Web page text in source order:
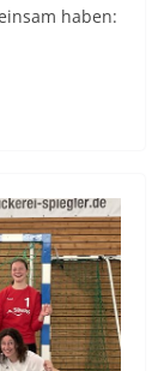
haben: